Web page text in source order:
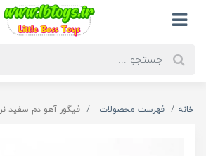
خانه فهرست محصولات فیگور آهو دم سفید نر 4038